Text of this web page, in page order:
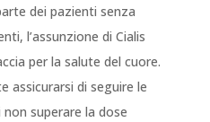
dei pazienti senza
l’assunzione di Cialis
per la salute del cuore.
assicurarsi di seguire le
superare la dose